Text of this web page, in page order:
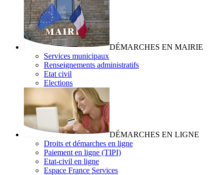
DÉMARCHES EN MAIRIE
Services municipaux
Renseignements administratifs
Etat civil
Elections
DÉMARCHES EN LIGNE
Droits et démarches en ligne
Paiement en ligne (TIPI)
Etat-civil en ligne
Espace France Services